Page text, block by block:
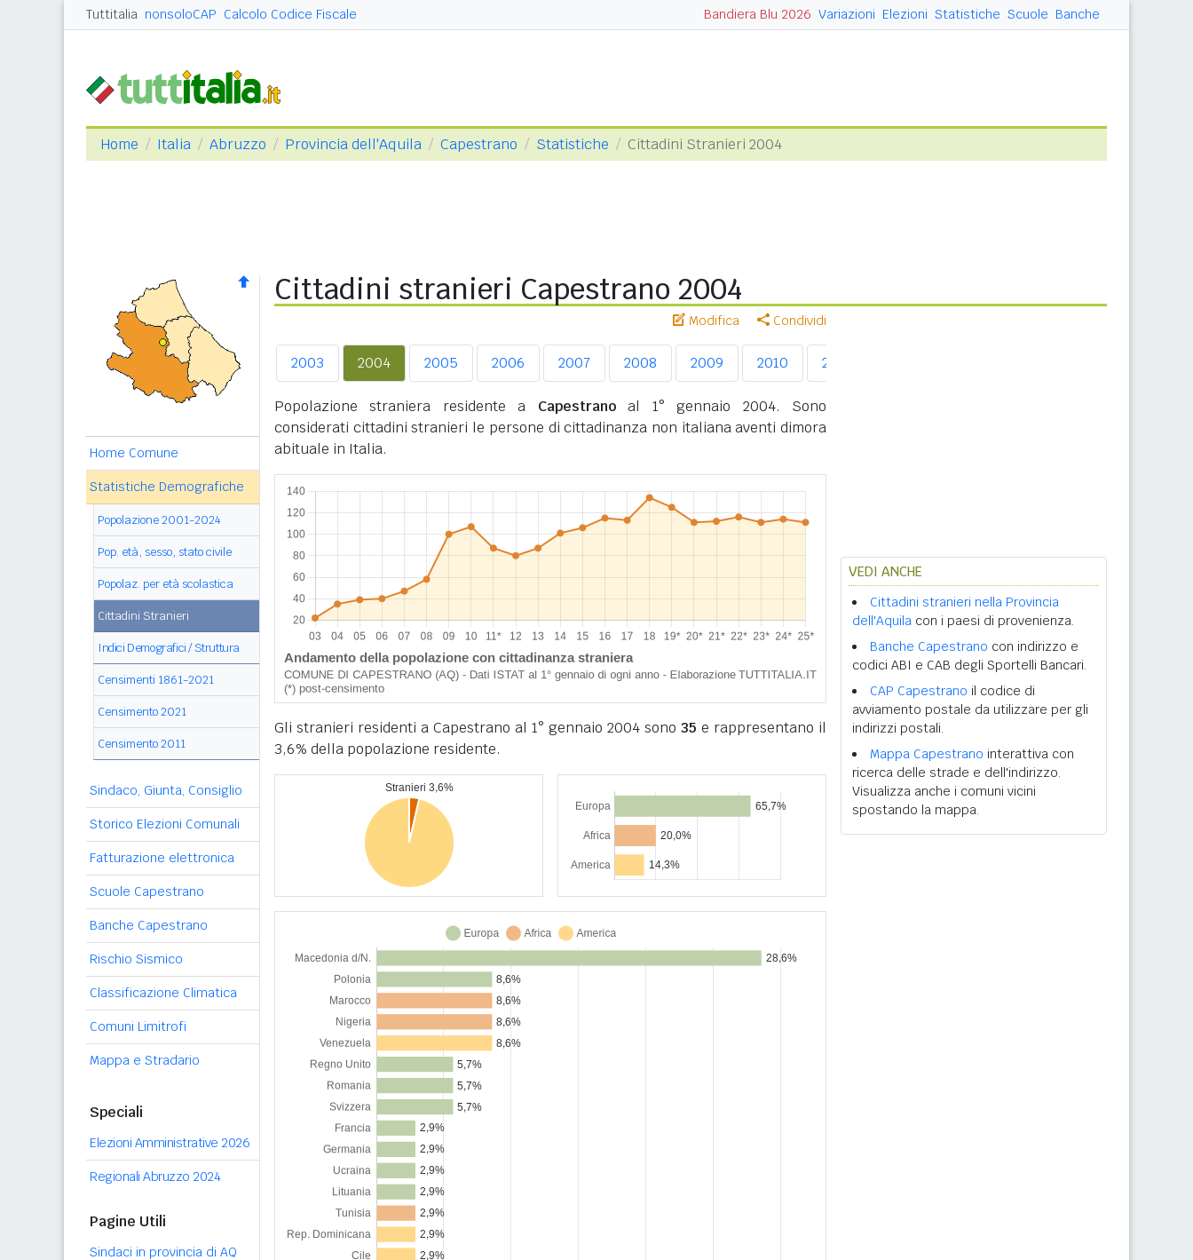
Tuttitalia nonsoloCAP Calcolo Codice Fiscale Bandiera Blu 2026 Variazioni Elezioni Statistiche Scuole Banche
Home Italia Abruzzo Provincia dell'Aquila Capestrano Statistiche Cittadini Stranieri 2004
Home Comune
Statistiche Demografiche
Popolazione 2001-2024
Pop. età, sesso, stato civile
Popolaz. per età scolastica
Cittadini Stranieri
Indici Demografici / Struttura
Censimenti 1861-2021
Censimento 2021
Censimento 2011
Sindaco, Giunta, Consiglio
Storico Elezioni Comunali
Fatturazione elettronica
Scuole Capestrano
Banche Capestrano
Rischio Sismico
Classificazione Climatica
Comuni Limitrofi
Mappa e Stradario
Speciali
Elezioni Amministrative 2026
Regionali Abruzzo 2024
Pagine Utili
Sindaci in provincia di AQ
Cittadini stranieri Capestrano 2004
Modifica Condividi
2003 2004 2005 2006 2007 2008 2009 2010 2011
Popolazione straniera residente a Capestranoal 1° gennaio 2004. Sono
considerati cittadini stranieri le persone di cittadinanza non italiana aventi dimora
abituale in Italia.
Gli stranieri residenti a Capestrano al 1° gennaio 2004 sono 35 e rappresentano il
3,6% della popolazione residente.
VEDI ANCHE
Cittadini stranieri nella Provincia
dell'Aquila con i paesi di provenienza.
Banche Capestrano con indirizzo e
codici ABI e CAB degli Sportelli Bancari.
CAP Capestrano il codice di
avviamento postale da utilizzare per gli
indirizzi postali.
Mappa Capestrano interattiva con
ricerca delle strade e dell'indirizzo.
Visualizza anche i comuni vicini
spostando la mappa.